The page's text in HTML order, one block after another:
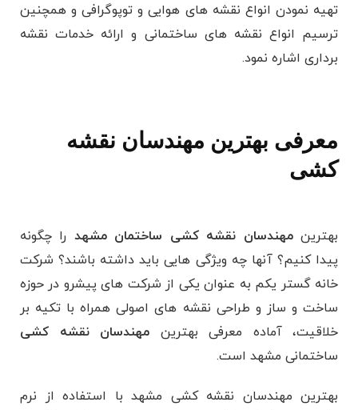
تهیه نمودن انواع نقشه های هوایی و توپوگرافی و همچنین
ترسیم انواع نقشه های ساختمانی و ارائه خدمات نقشه
برداری اشاره نمود.
معرفی بهترین مهندسان نقشه
کشی
بهترینمهندسان نقشه کشی ساختمان مشهد را چگونه
پیدا کنیم؟ آنها چه ویژگی هایی باید داشته باشند؟ شرکت
خانه گستر یکم به عنوان یکی از شرکت های پیشرو در حوزه
ساخت و ساز و طراحی نقشه های اصولی همراه با تکیه بر
خلاقیت، آماده معرفی بهترین مهندسان نقشه کشی
ساختمانی مشهد است.
بهترین مهندسان نقشه کشی مشهد با استفاده از نرم